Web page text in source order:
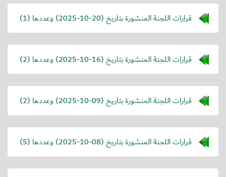
قرارات اللجنة المنشورة بتاريخ (2025-10-20) وعددها (1)
قرارات اللجنة المنشورة بتاريخ (2025-10-16) وعددها (2)
قرارات اللجنة المنشورة بتاريخ (2025-10-09) وعددها (2)
قرارات اللجنة المنشورة بتاريخ (2025-10-08) وعددها (5)